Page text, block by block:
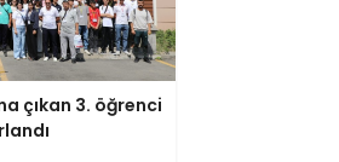
çıkan 3. öğrenci